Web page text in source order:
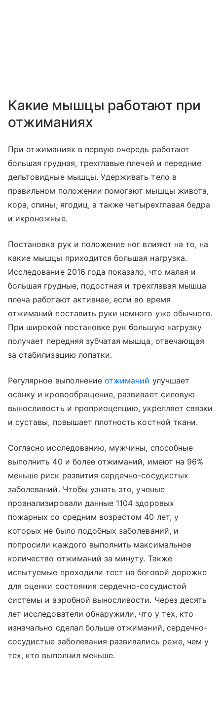
Какие мышцы работают при
отжиманиях
При отжиманиях в первую очередь работают
большая грудная, трехглавые плечей и передние
дельтовидные мышцы. Удерживать тело в
правильном положении помогают мышцы живота,
кора, спины, ягодиц, а также четырехглавая бедра
и икроножные.
Постановка рук и положение ног влияют на то, на
какие мышцы приходится большая нагрузка.
Исследование 2016 года показало, что малая и
большая грудные, подостная и трехглавая мышца
плеча работают активнее, если во время
отжиманий поставить руки немного уже обычного.
При широкой постановке рук большую нагрузку
получает передняя зубчатая мышца, отвечающая
за стабилизацию лопатки.
Регулярное выполнениеотжиманий улучшает
осанку и кровообращение, развивает силовую
выносливость и проприоцепцию, укрепляет связки
и суставы, повышает плотность костной ткани.
Согласно исследованию, мужчины, способные
выполнить 40 и более отжиманий, имеют на 96%
меньше риск развития сердечно-сосудистых
заболеваний. Чтобы узнать это, ученые
проанализировали данные 1104 здоровых
пожарных со средним возрастом 40 лет, у
которых не было подобных заболеваний, и
попросили каждого выполнить максимальное
количество отжиманий за минуту. Также
испытуемые проходили тест на беговой дорожке
для оценки состояния сердечно-сосудистой
системы и аэробной выносливости. Через десять
лет исследователи обнаружили, что у тех, кто
изначально сделал больше отжиманий, сердечно-
сосудистые заболевания развивались реже, чем у
тех, кто выполнил меньше.